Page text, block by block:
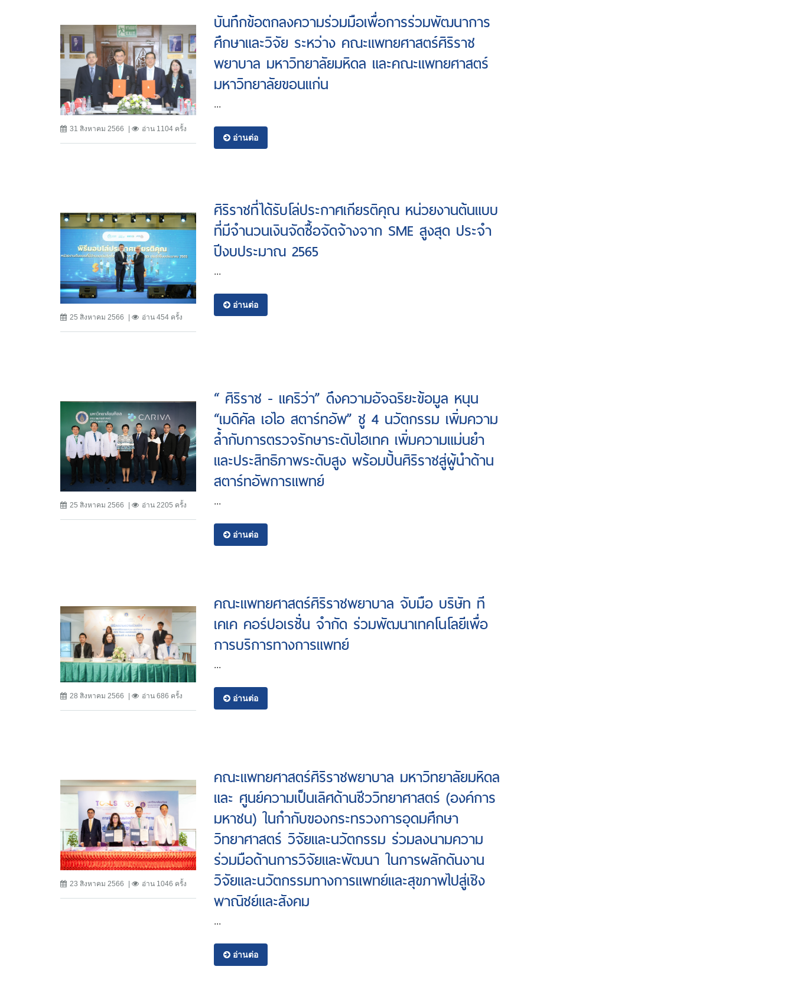
31 สิงหาคม 2566 อ่าน 1104 ครั้ง
บันทึกข้อตกลงความร่วมมือเพื่อการร่วมพัฒนาการ
ศึกษาและวิจัย ระหว่าง คณะแพทยศาสตร์ศิริราช
พยาบาล มหาวิทยาลัยมหิดล และคณะแพทยศาสตร์
มหาวิทยาลัยขอนแก่น
...
อ่านต่อ
25 สิงหาคม 2566 อ่าน 454 ครั้ง
ศิริราชที่ได้รับโล่ประกาศเกียรติคุณ หน่วยงานต้นแบบ
ที่มีจำนวนเงินจัดซื้อจัดจ้างจาก SME สูงสุด ประจำ
ปีงบประมาณ 2565
...
อ่านต่อ
25 สิงหาคม 2566 อ่าน 2205 ครั้ง
“ ศิริราช - แคริว่า” ดึงความอัจฉริยะข้อมูล หนุน
“เมดิคัล เอไอ สตาร์ทอัพ” ชู 4 นวัตกรรม เพิ่มความ
ล้ำกับการตรวจรักษาระดับไฮเทค เพิ่มความแม่นยำ
และประสิทธิภาพระดับสูง พร้อมปั้นศิริราชสู่ผู้นำด้าน
สตาร์ทอัพการแพทย์
...
อ่านต่อ
28 สิงหาคม 2566 อ่าน 686 ครั้ง
คณะแพทยศาสตร์ศิริราชพยาบาล จับมือ บริษัท ที
เคเค คอร์ปอเรชั่น จำกัด ร่วมพัฒนาเทคโนโลยีเพื่อ
การบริการทางการแพทย์
...
อ่านต่อ
23 สิงหาคม 2566 อ่าน 1046 ครั้ง
คณะแพทยศาสตร์ศิริราชพยาบาล มหาวิทยาลัยมหิดล
และ ศูนย์ความเป็นเลิศด้านชีววิทยาศาสตร์ (องค์การ
มหาชน) ในกำกับของกระทรวงการอุดมศึกษา
วิทยาศาสตร์ วิจัยและนวัตกรรม ร่วมลงนามความ
ร่วมมือด้านการวิจัยและพัฒนา ในการผลักดันงาน
วิจัยและนวัตกรรมทางการแพทย์และสุขภาพไปสู่เชิง
พาณิชย์และสังคม
...
อ่านต่อ